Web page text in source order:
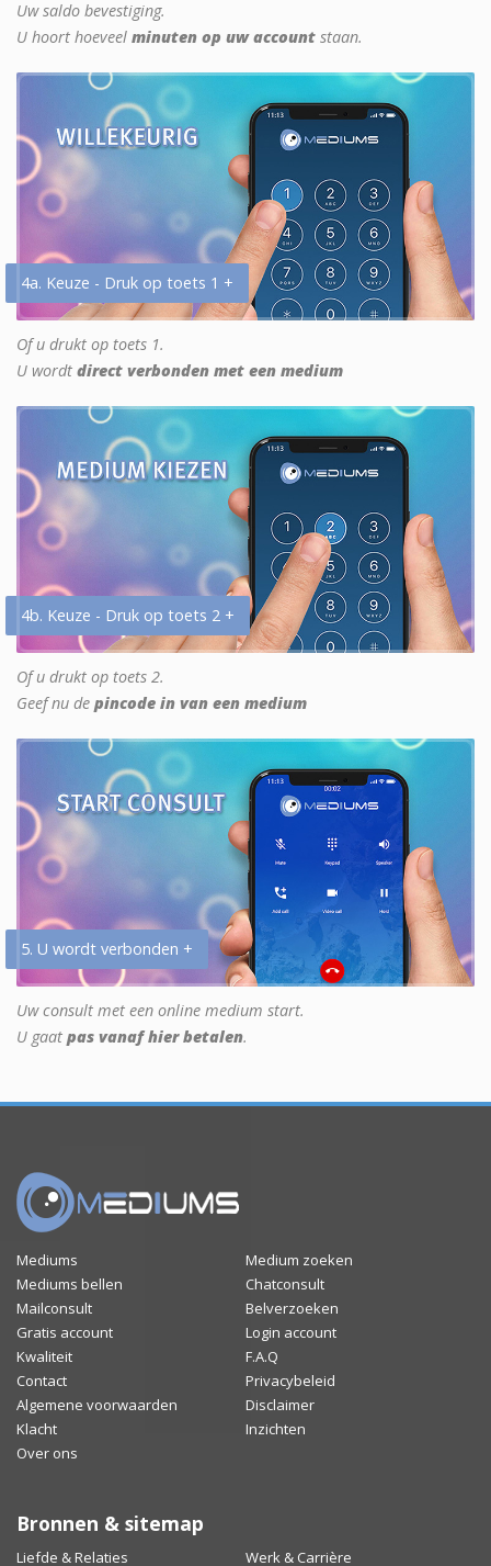
Uw saldo bevestiging.
U hoort hoeveel minuten op uw account staan.
4a. Keuze - Druk op toets 1 +
Of u drukt op toets 1.
U wordt direct verbonden met een medium
4b. Keuze - Druk op toets 2 +
Of u drukt op toets 2.
Geef nu de pincode in van een medium
5. U wordt verbonden +
Uw consult met een online medium start.
U gaat pas vanaf hier betalen.
Mediums
Medium zoeken
Mediums bellen
Chatconsult
Mailconsult
Belverzoeken
Gratis account
Login account
Kwaliteit
F.A.Q
Contact
Privacybeleid
Algemene voorwaarden
Disclaimer
Klacht
Inzichten
Over ons
Bronnen & sitemap
Liefde & Relaties Werk & Carrière